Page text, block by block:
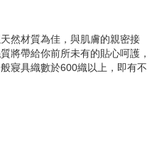
然材質為佳，與肌膚的親密接
將帶給你前所未有的貼心呵護，
寢具織數於600織以上，即有不